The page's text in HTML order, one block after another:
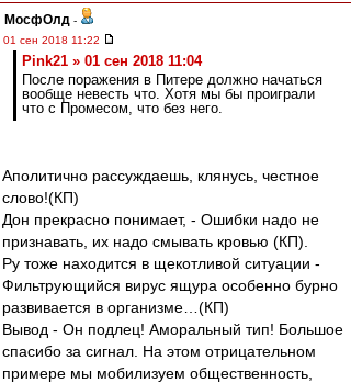
МосфОлд -
01 сен 2018 11:22
Pink21 » 01 сен 2018 11:04
После поражения в Питере должно начаться
вообще невесть что. Хотя мы бы проиграли
что с Промесом, что без него.
Аполитично рассуждаешь, клянусь, честное
слово!(КП)
Дон прекрасно понимает, - Ошибки надо не
признавать, их надо смывать кровью (КП).
Ру тоже находится в щекотливой ситуации -
Фильтрующийся вирус ящура особенно бурно
развивается в организме…(КП)
Вывод - Он подлец! Аморальный тип! Большое
спасибо за сигнал. На этом отрицательном
примере мы мобилизуем общественность,